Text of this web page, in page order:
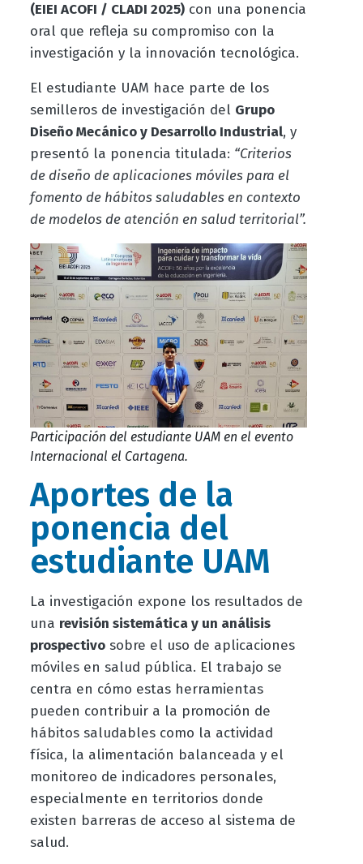
(EIEI ACOFI / CLADI 2025)con una ponencia
oral que refleja su compromiso con la
investigación y la innovación tecnológica.
El estudiante UAM hace parte de los
semilleros de investigación del Grupo
Diseño Mecánico y Desarrollo Industrial, y
presentó la ponencia titulada: “Criterios
de diseño de aplicaciones móviles para el
fomento de hábitos saludables en contexto
de modelos de atención en salud territorial”.
Participación del estudiante UAM en el evento
Internacional el Cartagena.
Aportes de la
ponencia del
estudiante UAM
La investigación expone los resultados de
una revisión sistemática y un análisis
prospectivosobre el uso de aplicaciones
móviles en salud pública. El trabajo se
centra en cómo estas herramientas
pueden contribuir a la promoción de
hábitos saludables como la actividad
física, la alimentación balanceada y el
monitoreo de indicadores personales,
especialmente en territorios donde
existen barreras de acceso al sistema de
salud.